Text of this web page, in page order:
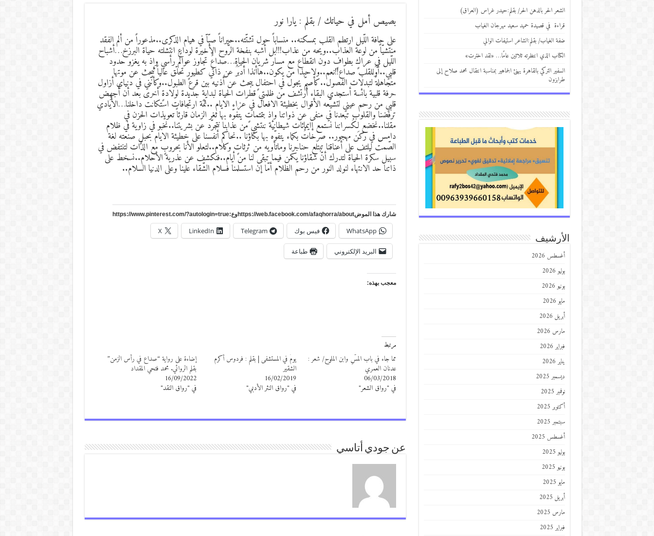
بصيص أمل في حياتك / بقلم : يارا نور
على حافة اللّيل ارتطم القلب بمسكنه.. منساباً حول تشتّته..حيراناً صبّاّ في هيام الذكرى..مذعوراً من ألم الفقد
منتشيّاً من لوعة العذاب..ويحه من عذاب!!!بل أشبه بنفخة الرّوح الأخيرة لوداعٍ انتشلته حياة البرزخ…أشباح
اللّيل في عراكٍ بطوافٍ دون انقطاع مع مسار شريان الحياة…صداعٌ تجاوز عوالم رأسي وإذ به يغزو حدود
قلبي..أوَللقلب صداع!!نعم..ولاحبذا من يكون..هاأنذا أدبَرُ عن ذاتي كطيورٍ تحلّق عالياً تبحث عن موتها
متجاهلةً لتبدلات الفصول..كأصمٍّ يجول في احتفالٍ يبحث عن أذنيه بين قرع الطبول..وكأنّني في دنياي أزاول
حرفة قلبية بائسة أستجدي البقاء أرتشف من ظلمتي قطرات الحياة لبدايةٍ جديدة لولادةٍ أخرى بعد أن أُجهِض
قلبي من رحم عيني لتشيّعه الأقوال بخطيئة الافعال في عزاء الايام ..ثمة ارتجافات استكانت داخلنا…الأيادي
ترفضنا والقلوب تبعدنا في منفى عن ذواتنا وإذ بتمتماتٍ يتفوّه بها ثغر الزمان قارئاً تعويذات الحزن في
مقلنا..نخضع لِكُسراننا نستمع إايمائات شيطانية ننتشي من عذابنا نتجرّد عن بشريتنا..نخبو في زاوية في ظلام
دامس في ركن مهجور.. صرخاتٌ بكماء يتفوّه بها بكاؤنا ..نحاكم أنفسنا على خطيئة الايام بحبلٍ صنعته لغة
الصّمت ليلتف على أعناقنا تبتلع حناجرنا وماتأويه من ثرثاتٍ وكلام..لتعلو الأنا بحروبٍ مع الذّات لتنتفض في
سبيل سكرة الحياة لتدرك أنّ شقاؤنا يكمن فيما تبقى لنا من أيام..فنكشف عن عذرية الأحلام..نسخط على
ذاتنا حد الانتهاء لنولد النور من رحم الظلام أمّا إن استسلمنا فسلام الشّقاء علينا وعلى الدنيا السلام..
شارك هذا الموضhttps://web.facebook.com/afaqhorra/aboutوع:https://www.pinterest.com/?autologin=true
WhatsApp فيس بوك Telegram
LinkedIn
X
البريد الإلكتروني طباعة
معجب بهذه:
مرتبط
مما جاء في باب المسِّ وابن الملوح/ شعر :
عدنان العمري
06/03/2018
في "رواق الشعر"
يومٌ في المستشفى | بقلم : فردوس أكرم
الشقير
16/02/2019
في "رواق النثر الأدبي"
إضاءة على رواية “صداع في رأس الزمن”
بقلم الروائي. محمد فتحي المقداد
16/09/2022
في "رواق النقد"
عن جودي أتاسي
الشعر الحر بالدهن الحر/ بقلم:حيدر غراس (العراق)
قراءة في قصيدة حميد سعيد مهرجان الغياب
ضفة الغياب/ بقلم:الشاعر استيفات الوالي
الكتاب الذي انتظرته ثلاثين عامًا… «لقد اخترت»
السفير التركي بالقاهرة يهنئ الجماهير بمناسبة انتقال محمد صلاح إلى
طرابزون
الأرشيف
أغسطس 2026
يوليو 2026
يونيو 2026
مايو 2026
أبريل 2026
مارس 2026
فبراير 2026
يناير 2026
ديسمبر 2025
نوفمبر 2025
أكتوبر 2025
سبتمبر 2025
أغسطس 2025
يوليو 2025
يونيو 2025
مايو 2025
أبريل 2025
مارس 2025
فبراير 2025